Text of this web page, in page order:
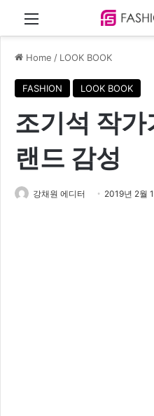
Menu
Home / LOOK BOOK
FASHION LOOK BOOK
조기석 작
랜드 감성
강채원 에디터 2019년 2월